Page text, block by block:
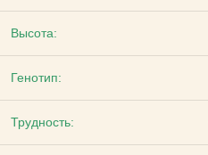
Высота:
Генотип:
Трудность: